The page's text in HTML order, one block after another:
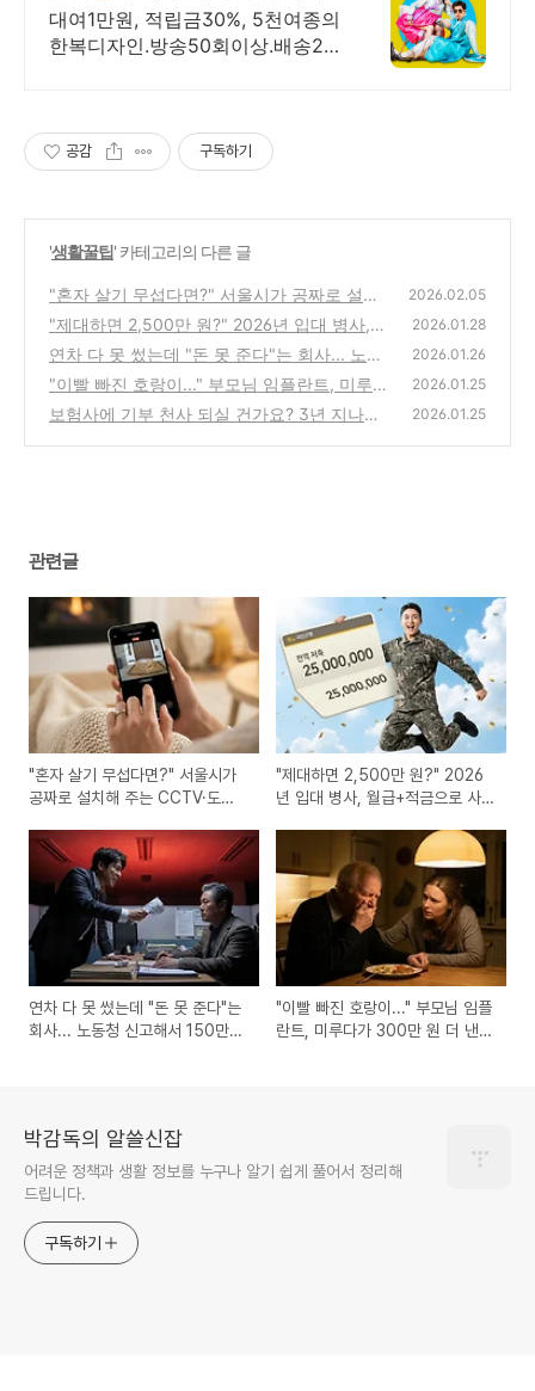
여
대여1만원, 적립금30%, 5천여종의
한복디자인.방송50회이상.배송2만
공감 구독하기
'생활꿀팁' 카테고리의 다른 글
"혼자 살기 무섭다면?" 서울시가 공짜로 설치
해 주는 CCTV·도어록 3종 세트 받기
(0)
2026.02.05
"제대하면 2,500만 원?" 2026년 입대 병사,
월급+적금으로 사회초년생 목돈 만드는 법
2026.01.28
연차 다 못 썼는데 "돈 못 준다"는 회사... 노동
청 신고해서 150만 원 받아낸 후기
(0)
2026.01.26
"이빨 빠진 호랑이..." 부모님 임플란트, 미루다
가 300만 원 더 낸 사연 (건강보험 혜택)
(0)
2026.01.25
보험사에 기부 천사 되실 건가요? 3년 지나면
2026.01.25
관련글
"혼자 살기 무섭다면?" 서울시가
공짜로 설치해 주는 CCTV·도어
"제대하면 2,500만 원?" 2026
년 입대 병사, 월급+적금으로 사
연차 다 못 썼는데 "돈 못 준다"는
회사... 노동청 신고해서 150만
"이빨 빠진 호랑이..." 부모님 임플
란트, 미루다가 300만 원 더 낸
박감독의 알쓸신잡
어려운 정책과 생활 정보를 누구나 알기 쉽게 풀어서 정리해
드립니다.
구독하기